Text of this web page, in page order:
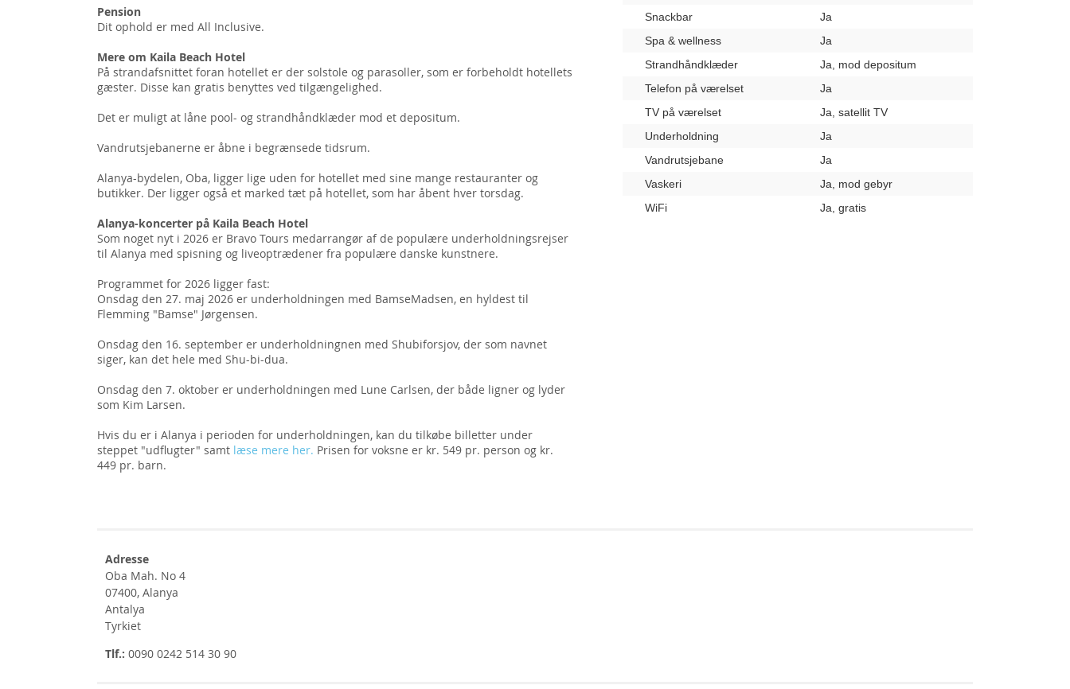
Pension
Dit ophold er med All Inclusive.
Mere om Kaila Beach Hotel
På strandafsnittet foran hotellet er der solstole og parasoller, som er forbeholdt hotellets
gæster. Disse kan gratis benyttes ved tilgængelighed.
Det er muligt at låne pool- og strandhåndklæder mod et depositum.
Vandrutsjebanerne er åbne i begrænsede tidsrum.
Alanya-bydelen, Oba, ligger lige uden for hotellet med sine mange restauranter og
butikker. Der ligger også et marked tæt på hotellet, som har åbent hver torsdag.
Alanya-koncerter på Kaila Beach Hotel
Som noget nyt i 2026 er Bravo Tours medarrangør af de populære underholdningsrejser
til Alanya med spisning og liveoptrædener fra populære danske kunstnere.
Programmet for 2026 ligger fast:
Onsdag den 27. maj 2026 er underholdningen med BamseMadsen, en hyldest til
Flemming "Bamse" Jørgensen.
Onsdag den 16. september er underholdningnen med Shubiforsjov, der som navnet
siger, kan det hele med Shu-bi-dua.
Onsdag den 7. oktober er underholdningen med Lune Carlsen, der både ligner og lyder
som Kim Larsen.
Hvis du er i Alanya i perioden for underholdningen, kan du tilkøbe billetter under
steppet "udflugter" samt læse mere her. Prisen for voksne er kr. 549 pr. person og kr.
449 pr. barn.
Snackbar
Ja
Spa & wellness
Ja
Strandhåndklæder
Ja, mod depositum
Telefon på værelset
Ja
TV på værelset
Ja, satellit TV
Underholdning
Ja
Vandrutsjebane
Ja
Vaskeri
Ja, mod gebyr
WiFi
Ja, gratis
Adresse
Oba Mah. No 4
07400, Alanya
Antalya
Tyrkiet
Tlf.: 0090 0242 514 30 90